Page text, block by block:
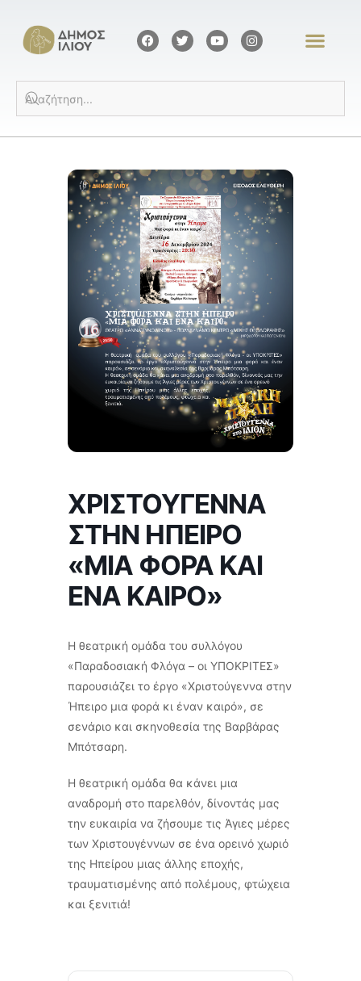
ΧΡΙΣΤΟΥΓΕΝΝΑ
ΣΤΗΝ ΗΠΕΙΡΟ
«ΜΙΑ ΦΟΡΑ ΚΑΙ
ΕΝΑ ΚΑΙΡΟ»
Η θεατρική ομάδα του συλλόγου
«Παραδοσιακή Φλόγα – οι ΥΠΟΚΡΙΤΕΣ»
παρουσιάζει το έργο «Χριστούγεννα στην
Ήπειρο μια φορά κι έναν καιρό», σε
σενάριο και σκηνοθεσία της Βαρβάρας
Μπότσαρη.
Η θεατρική ομάδα θα κάνει μια
αναδρομή στο παρελθόν, δίνοντάς μας
την ευκαιρία να ζήσουμε τις Άγιες μέρες
των Χριστουγέννων σε ένα ορεινό χωριό
της Ηπείρου μιας άλλης εποχής,
τραυματισμένης από πολέμους, φτώχεια
και ξενιτιά!